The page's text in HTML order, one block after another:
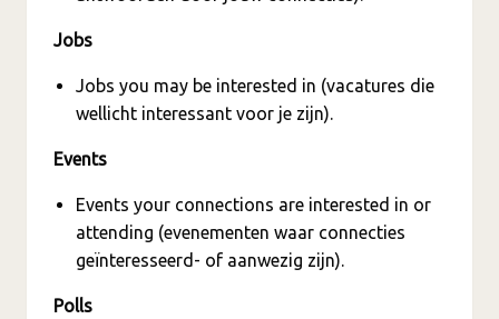
Jobs
Jobs you may be interested in (vacatures die
wellicht interessant voor je zijn).
Events
Events your connections are interested in or
attending (evenementen waar connecties
geïnteresseerd- of aanwezig zijn).
Polls